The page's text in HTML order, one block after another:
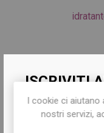
ISCRIVITI
Iscriviti per
offerte e
I cookie ci aiutano
nostri servizi,